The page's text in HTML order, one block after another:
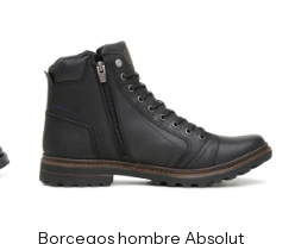
Borcegos hombre Absolut